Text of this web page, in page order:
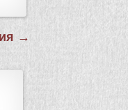
→